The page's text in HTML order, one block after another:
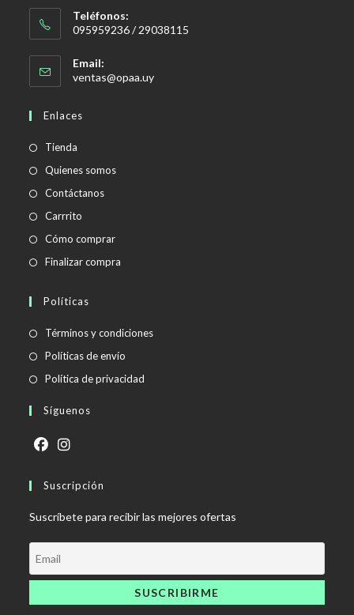
Teléfonos:
095959236 / 29038115
Email:
ventas@opaa.uySe
Enlaces
Tienda
Quienes somos
Contáctanos
Carrrito
Cómo comprar
Finalizar compra
Políticas
Términos y condicionesSe
Políticas de envío
abre
Política de privacidad
Síguenos
abre
una
nueva
pestaña
abre
una
nueva
pestaña
Suscripción
Suscríbete para recibir las mejores ofertas